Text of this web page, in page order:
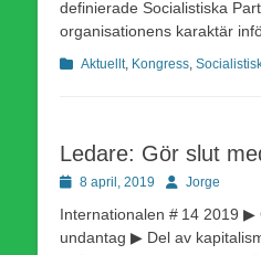
definierade Socialistiska
organisationens karaktär
Kategorier
Aktuellt, Kongress
Ledare: Gör slut
Publicerad
8 april, 2019 Författare
Jorge
Internationalen # 14 2019 ▶
undantag ▶ Del av